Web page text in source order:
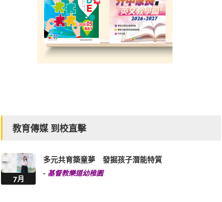
教育傳媒 到校直擊
7月
多元共育築童夢 發掘孩子潛能特質
- 基督教樂道幼稚園